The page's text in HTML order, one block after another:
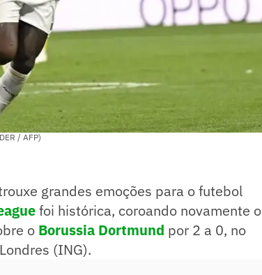
/ AFP)
grandes emoções para o futebol
foi histórica, coroando novamente o
o Borussia Dortmund por 2 a 0, no
(ING).